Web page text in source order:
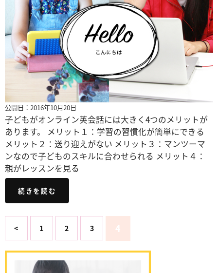
公開日：2016年10月20日
子どもがオンライン英会話には大きく4つのメリットが
あります。 メリット１：学習の習慣化が簡単にできる
メリット２：送り迎えがない メリット３：マンツーマ
ンなので子どものスキルに合わせられる メリット４：
親がレッスンを見る
続きを読む
< 1 2 3 4